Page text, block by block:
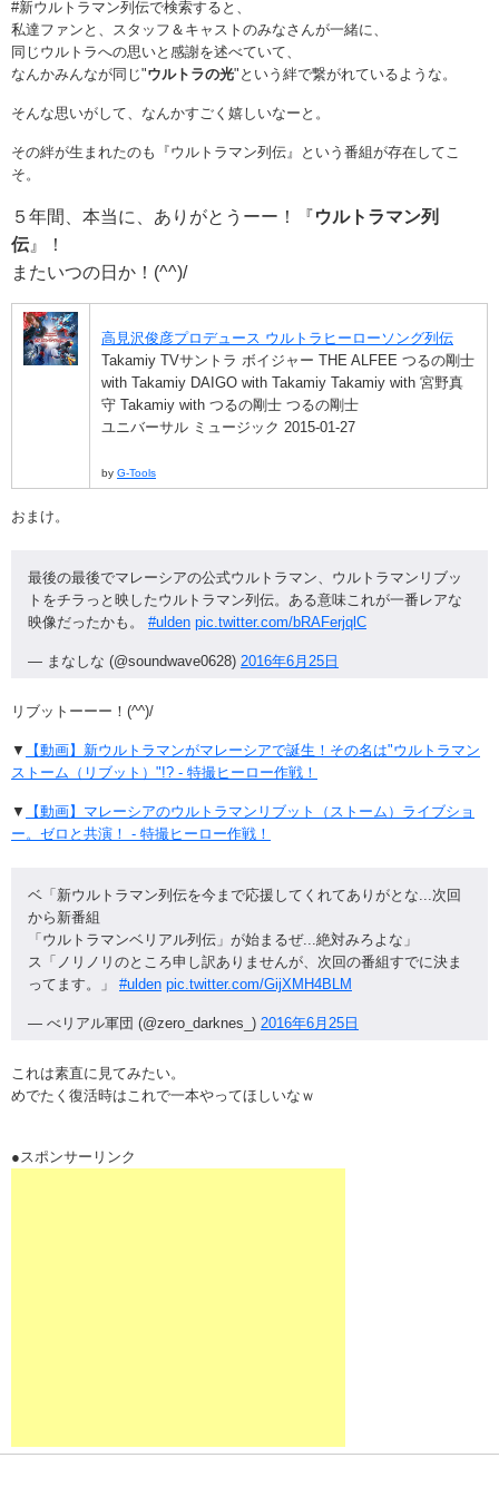
#新ウルトラマン列伝で検索すると、
私達ファンと、スタッフ＆キャストのみなさんが一緒に、
同じウルトラへの思いと感謝を述べていて、
なんかみんなが同じ"ウルトラの光"という絆で繋がれているような。
そんな思いがして、なんかすごく嬉しいなーと。
その絆が生まれたのも『ウルトラマン列伝』という番組が存在してこ
そ。
５年間、本当に、ありがとうーー！『ウルトラマン列
伝 』！
またいつの日か！(^^)/
高見沢俊彦プロデュース ウルトラヒーローソング列伝
Takamiy TVサントラ ボイジャー THE ALFEE つるの剛士
with Takamiy DAIGO with Takamiy Takamiy with 宮野真
守 Takamiy with つるの剛士 つるの剛士
ユニバーサル ミュージック 2015-01-27
by G-Tools
おまけ。
最後の最後でマレーシアの公式ウルトラマン、ウルトラマンリブッ
トをチラっと映したウルトラマン列伝。ある意味これが一番レアな
映像だったかも。 #ulden pic.twitter.com/bRAFerjqlC
— まなしな (@soundwave0628) 2016年6月25日
リブットーーー！(^^)/
▼
【動画】新ウルトラマンがマレーシアで誕生！その名は"ウルトラマン
ストーム（リブット）"!? - 特撮ヒーロー作戦！
▼
【動画】マレーシアのウルトラマンリブット（ストーム）ライブショ
ー。ゼロと共演！ - 特撮ヒーロー作戦！
ベ「新ウルトラマン列伝を今まで応援してくれてありがとな...次回
から新番組
「ウルトラマンベリアル列伝」が始まるぜ...絶対みろよな」
ス「ノリノリのところ申し訳ありませんが、次回の番組すでに決ま
ってます。」 #ulden pic.twitter.com/GijXMH4BLM
— べリアル軍団 (@zero_darknes_) 2016年6月25日
これは素直に見てみたい。
めでたく復活時はこれで一本やってほしいなｗ
●スポンサーリンク